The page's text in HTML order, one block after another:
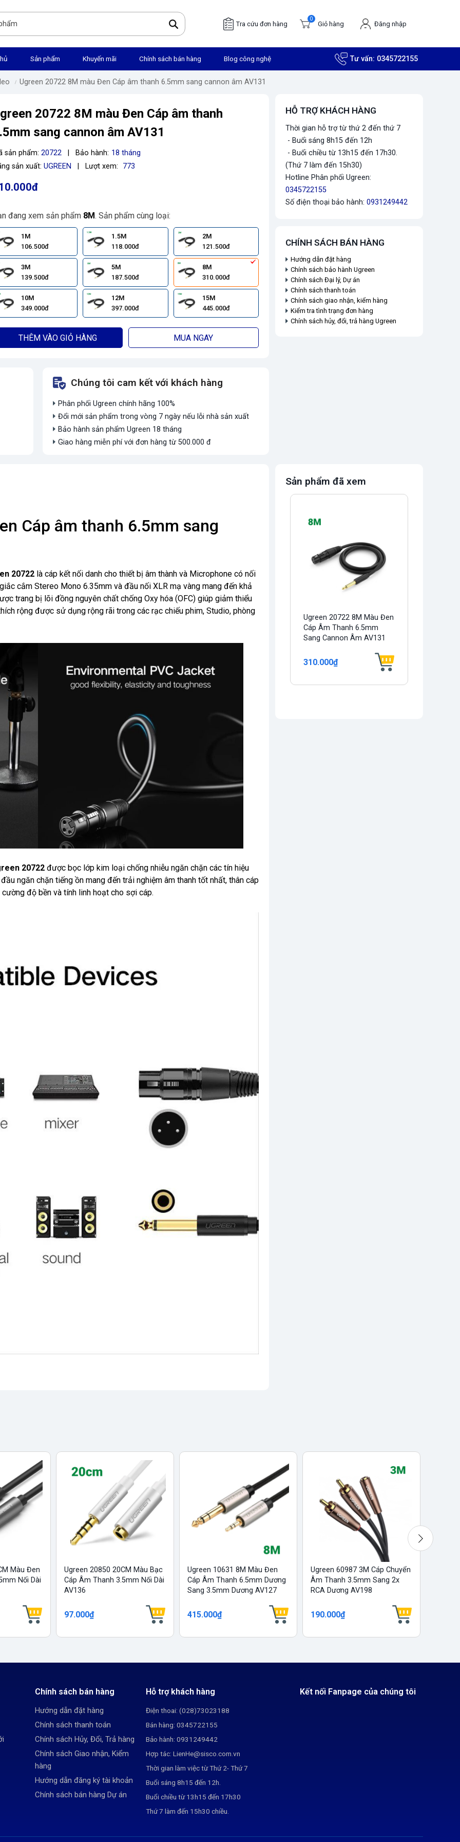
Tra cứu đơn hàng
0
Giỏ hàng Đăng nhập
Sản phẩm Khuyến mãi Chính sách bán hàng Blog công nghệ Tư vấn: 0345722155
Ugreen 20722 8M màu Đen Cáp âm thanh 6.5mm sang cannon âm AV131
20722 8M màu Đen Cáp âm thanh
sang cannon âm AV131
sản phẩm: 20722 Bảo hành: 18 tháng
sản xuất: UGREEN Lượt xem: 773
đang xem sản phẩm 8M. Sản phẩm cùng loại:
1M
106.500đ
1.5M
118.000đ
2M
121.500đ
3M
139.500đ
5M
187.500đ
8M
310.000đ
10M
349.000đ
12M
397.000đ
15M
445.000đ
THÊM VÀO GIỎ HÀNG MUA NGAY
Chúng tôi cam kết với khách hàng
Phân phối Ugreen chính hãng 100%
Đổi mới sản phẩm trong vòng 7 ngày nếu lỗi nhà sản xuất
Bảo hành sản phẩm Ugreen 18 tháng
Giao hàng miễn phí với đơn hàng từ 500.000 đ
HỖ TRỢ KHÁCH HÀNG
Thời gian hỗ trợ từ thứ 2 đến thứ 7
- Buổi sáng 8h15 đến 12h
- Buổi chiều từ 13h15 đến 17h30.
(Thứ 7 làm đến 15h30)
Hotline Phân phối Ugreen:
0345722155
Số điện thoại bảo hành: 0931249442
CHÍNH SÁCH BÁN HÀNG
Hướng dẫn đặt hàng
Chính sách bảo hành Ugreen
Chính sách Đại lý, Dự án
Chính sách thanh toán
Chính sách giao nhận, kiểm hàng
Kiểm tra tình trạng đơn hàng
Chính sách hủy, đổi, trả hàng Ugreen
Cáp âm thanh 6.5mm sang
20722 là cáp kết nối danh cho thiết bị âm thành và Microphone có nối
cắm Stereo Mono 6.35mm và đầu nối XLR mạ vàng mang đến khả
trang bị lõi đồng nguyên chất chống Oxy hóa (OFC) giúp giảm thiểu
rộng được sử dụng rộng rãi trong các rạc chiếu phim, Studio, phòng
20722 được bọc lớp kim loại chống nhiễu ngăn chặn các tín hiệu
ngăn chặn tiếng ồn mang đến trải nghiệm âm thanh tốt nhất, thân cáp
độ bền và tính linh hoạt cho sợi cáp.
Sản phẩm đã xem
Ugreen 20722 8M Màu Đen
Cáp Âm Thanh 6.5mm
Sang Cannon Âm AV131
310.000₫
Màu Đen
Nối Dài
Ugreen 20850 20CM Màu Bạc
Cáp Âm Thanh 3.5mm Nối Dài
AV136
97.000₫
Ugreen 10631 8M Màu Đen
Cáp Âm Thanh 6.5mm Dương
Sang 3.5mm Dương AV127
415.000₫
Ugreen 60987 3M Cáp Chuyển
Âm Thanh 3.5mm Sang 2x
RCA Dương AV198
190.000₫
Chính sách bán hàng
Hướng dẫn đặt hàng
Chính sách thanh toán
Chính sách Hủy, Đổi, Trả hàng
Chính sách Giao nhận, Kiểm
hàng
Hướng dẫn đăng ký tài khoản
Chính sách bán hàng Dự án
Hỗ trợ khách hàng
Điện thoai: (028)73023188
Bán hàng: 0345722155
Bảo hành: 0931249442
Hợp tác: LienHe@sisco.com.vn
Thời gian làm việc từ Thứ 2- Thứ 7
Buổi sáng 8h15 đến 12h.
Buổi chiều từ 13h15 đến 17h30
Thứ 7 làm đến 15h30 chiều.
Kết nối Fanpage của chúng tôi